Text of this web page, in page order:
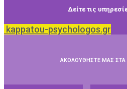
Δείτε τις
kappatou-psychologos.gr
ΑΚΟΛΟΥΘΗΣΤΕ ΜΑΣ ΣΤΑ